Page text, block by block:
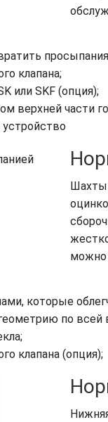
клапана;
или SKF (опция);
верхней части
Шахты
можно
которые
по всей
клапана (опция);